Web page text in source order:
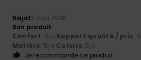
Najat2 mai 2026
Bon produit
Confort: 5/5 Rapport qualité / prix: 5
Matière: 5/5 Coloris: 5 /5
Je recommande ce produit